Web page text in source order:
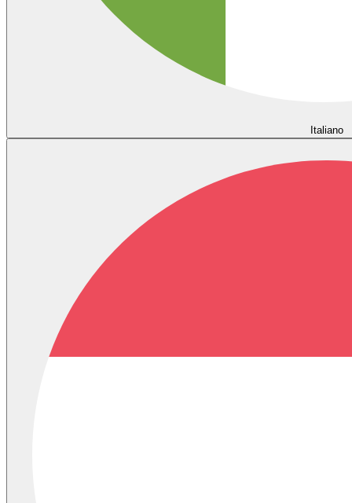
Italiano